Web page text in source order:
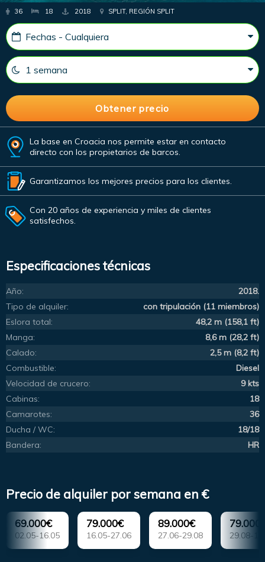
36 18 2018 SPLIT, REGIÓN SPLIT
La base en Croacia nos permite estar en contacto
directo con los propietarios de barcos.
Garantizamos los mejores precios para los clientes.
Con 20 años de experiencia y miles de clientes
satisfechos.
Especificaciones técnicas
Año:
2018.
Tipo de alquiler:
con tripulación (11 miembros)
Eslora total:
48,2 m (158,1 ft)
Manga:
8,6 m (28,2 ft)
Calado:
2,5 m (8,2 ft)
Combustible:
Diesel
Velocidad de crucero:
9 kts
Cabinas:
18
Camarotes:
36
Ducha / WC:
18/18
Bandera:
HR
Precio de alquiler por semana en €
69.000€
02.05-16.05
79.000€
16.05-27.06
89.000€
27.06-29.08 29.08-